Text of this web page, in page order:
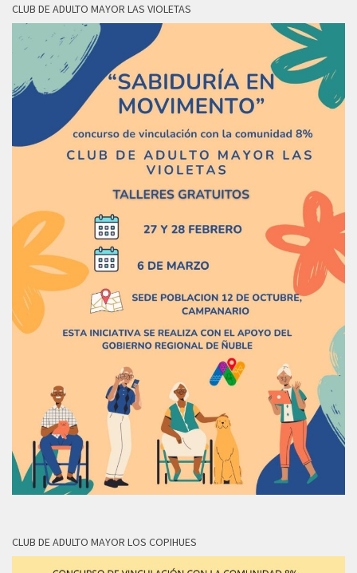
CLUB DE ADULTO MAYOR LAS VIOLETAS
CLUB DE ADULTO MAYOR LOS COPIHUES